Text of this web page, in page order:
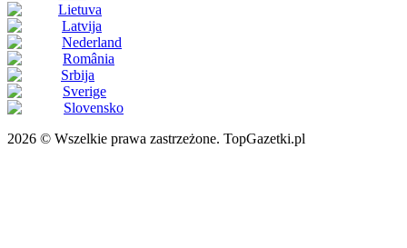
Lietuva
Latvija
Nederland
România
Srbija
Sverige
Slovensko
2026 © Wszelkie prawa zastrzeżone. TopGazetki.pl